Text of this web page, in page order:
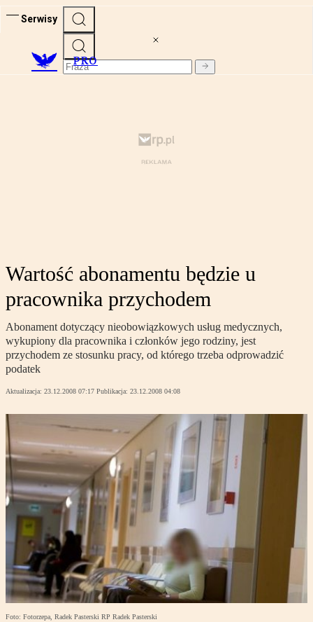
Serwisy
PRO
Wartość abonamentu będzie u
pracownika przychodem
Abonament dotyczący nieobowiązkowych usług medycznych,
wykupiony dla pracownika i członków jego rodziny, jest
przychodem ze stosunku pracy, od którego trzeba odprowadzić
podatek
Aktualizacja: 23.12.2008 07:17 Publikacja: 23.12.2008 04:08
Foto: Fotorzepa, Radek Pasterski RP Radek Pasterski